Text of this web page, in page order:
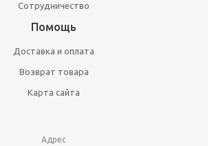
Сотрудничество
Помощь
Доставка и оплата
Возврат товара
Карта сайта
Адрес